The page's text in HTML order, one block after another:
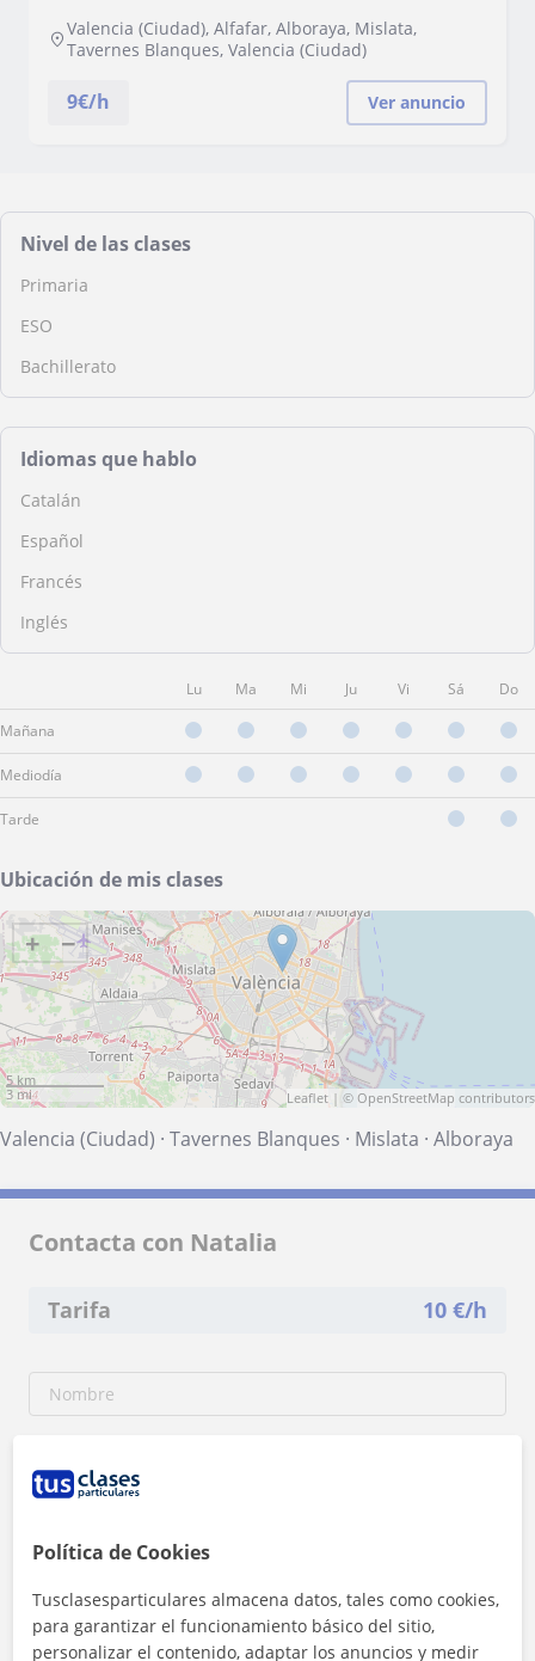
Valencia (Ciudad), Alfafar, Alboraya, Mislata,
Tavernes Blanques, Valencia (Ciudad)
9€/h Ver anuncio
Nivel de las clases
Primaria
ESO
Bachillerato
Idiomas que hablo
Catalán
Español
Francés
Inglés
Lu Ma Mi Ju Vi Sá Do
Mañana
Mediodía
Tarde
Ubicación de mis clases
+ −
5 km
3 mi
Leaflet | © OpenStreetMap contributors
Valencia (Ciudad) · Tavernes Blanques · Mislata · Alboraya
Contacta con Natalia
Tarifa 10 €/h
Política de Cookies
Tusclasesparticulares almacena datos, tales como cookies,
para garantizar el funcionamiento básico del sitio,
personalizar el contenido, adaptar los anuncios y medir